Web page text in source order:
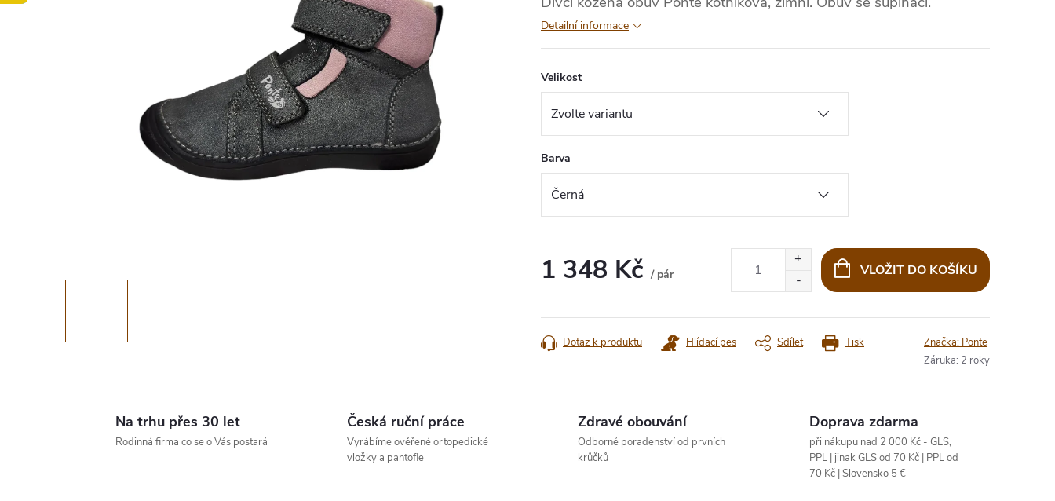
Detailní informace
Velikost
Barva
1 348 Kč / pár
VLOŽIT DO KOŠÍKU
Tisk
Dotaz k produktu Hlídací pes Sdílet Značka: Ponte
Záruka: 2 roky
Na trhu přes 30 let
Rodinná firma co se o Vás postará
Česká ruční práce
Vyrábíme ověřené ortopedické
vložky a pantofle
Zdravé obouvání
Odborné poradenství od prvních
krůčků
Doprava zdarma
při nákupu nad 2 000 Kč - GLS,
PPL | jinak GLS od 70 Kč | PPL od
70 Kč | Slovensko 5 €